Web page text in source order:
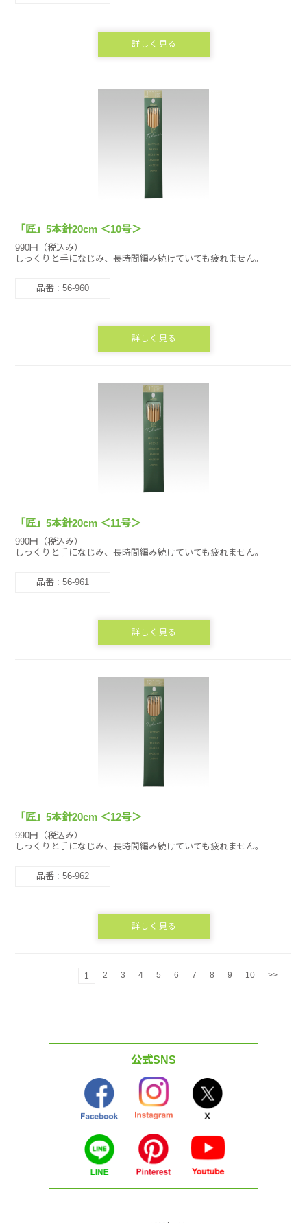
詳しく見る
「匠」5本針20cm ＜10号＞
990円（税込み）
しっくりと手になじみ、長時間編み続けていても疲れません。
品番 : 56-960
詳しく見る
「匠」5本針20cm ＜11号＞
990円（税込み）
しっくりと手になじみ、長時間編み続けていても疲れません。
品番 : 56-961
詳しく見る
「匠」5本針20cm ＜12号＞
990円（税込み）
しっくりと手になじみ、長時間編み続けていても疲れません。
品番 : 56-962
詳しく見る
1 2 3 4 5 6 7 8 9 10 >>
公式SNS